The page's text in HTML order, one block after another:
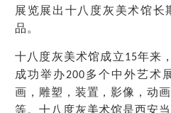
展览展出十八度灰美术馆长
品。
十八度灰美术馆成立15年来
成功举办200多个中外艺术
画，雕塑，装置，影像，动
等。十八度灰美术馆是西安